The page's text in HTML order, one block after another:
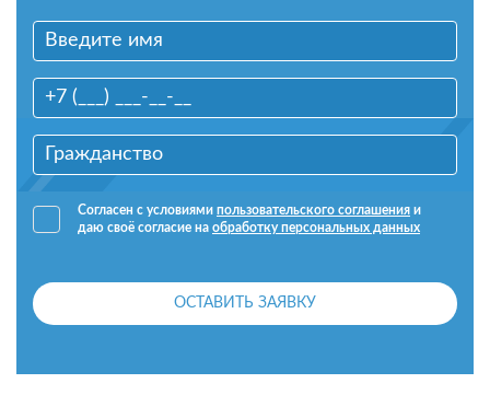
Согласен с условиями пользовательского соглашения и
даю своё согласие на обработку персональных данных
ОСТАВИТЬ ЗАЯВКУ